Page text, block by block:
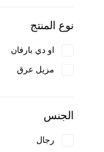
Bourjois
Caron
Cartier
نوع المنتج
او دي بارفان
مزيل عرق
الجنس
رجال